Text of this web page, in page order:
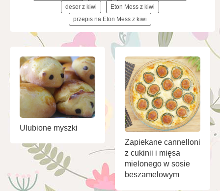
deser z kiwi
Eton Mess z kiwi
przepis na Eton Mess z kiwi
Ulubione myszki
Zapiekane cannelloni
z cukinii i mięsa
mielonego w sosie
beszamelowym